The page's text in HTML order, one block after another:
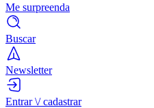
Me surpreenda
Buscar
Newsletter
Entrar \/ cadastrar